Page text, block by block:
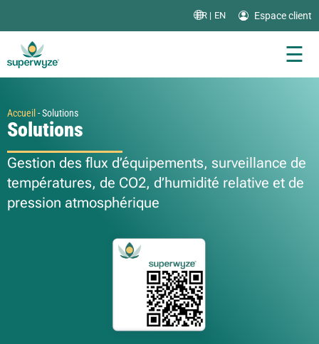
FR | EN Espace client
☰
Accueil -Solutions
Solutions
Gestion des flux d’équipements, surveillance de
températures, de CO2, d’humidité relative et de
pression atmosphérique